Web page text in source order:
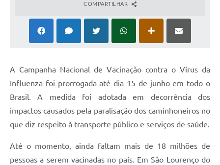
COMPARTILHAR
A Campanha Nacional de Vacinação contra o Vírus da
Influenza foi prorrogada até dia 15 de junho em todo o
Brasil. A medida foi adotada em decorrência dos
impactos causados pela paralisação dos caminhoneiros no
que diz respeito à transporte público e serviços de saúde.
Até o momento, ainda faltam mais de 18 milhões de
pessoas a serem vacinadas no país. Em São Lourenço do